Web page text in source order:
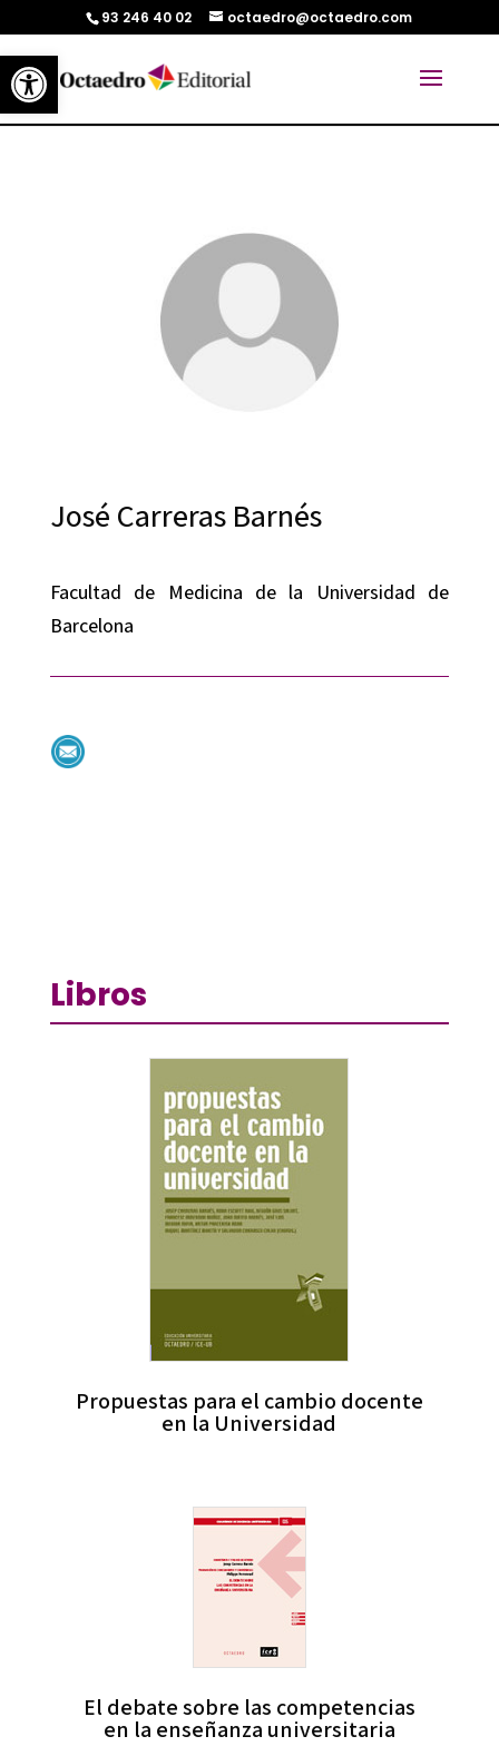
Abrir barra de herramientas
93 246 40 02 octaedro@octaedro.com
José Carreras Barnés
Facultad de Medicina de la Universidad de
Barcelona
Libros
Propuestas para el cambio docente
en la Universidad
El debate sobre las competencias
en la enseñanza universitaria